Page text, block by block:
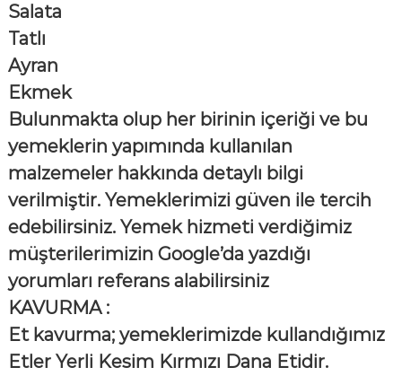
Salata
Tatlı
Ayran
Ekmek
Bulunmakta olup her birinin içeriği ve bu
yemeklerin yapımında kullanılan
malzemeler hakkında detaylı bilgi
verilmiştir. Yemeklerimizi güven ile tercih
edebilirsiniz. Yemek hizmeti verdiğimiz
müşterilerimizin Google’da yazdığı
yorumları referans alabilirsiniz
KAVURMA :
Et kavurma; yemeklerimizde kullandığımız
Etler Yerli Kesim Kırmızı Dana Etidir.